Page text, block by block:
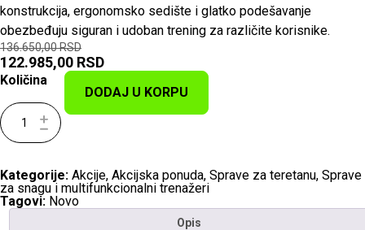
konstrukcija, ergonomsko sedište i glatko podešavanje
obezbeđuju siguran i udoban trening za različite korisnike.
136.650,00RSD
122.985,00 RSD
Količina
DODAJ U KORPU
Kategorije: Akcije, Akcijska ponuda, Sprave za teretanu, Sprave
za snagu i multifunkcionalni trenažeri
Tagovi: Novo
Opis